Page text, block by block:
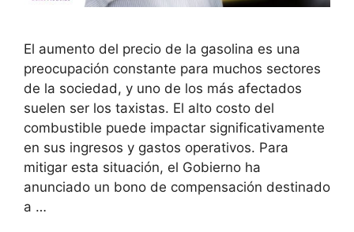
El aumento del precio de la gasolina es una
preocupación constante para muchos sectores
de la sociedad, y uno de los más afectados
suelen ser los taxistas. El alto costo del
combustible puede impactar significativamente
en sus ingresos y gastos operativos. Para
mitigar esta situación, el Gobierno ha
anunciado un bono de compensación destinado
a …